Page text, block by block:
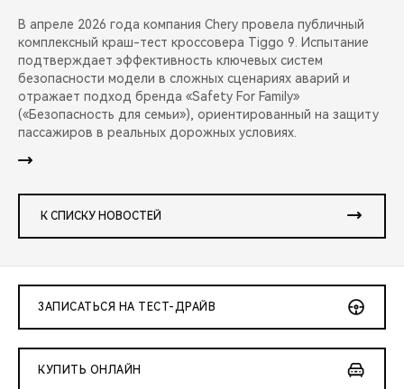
В апреле 2026 года компания Chery провела публичный
комплексный краш-тест кроссовера Tiggo 9. Испытание
подтверждает эффективность ключевых систем
безопасности модели в сложных сценариях аварий и
отражает подход бренда «Safety For Family»
(«Безопасность для семьи»), ориентированный на защиту
пассажиров в реальных дорожных условиях.
К СПИСКУ НОВОСТЕЙ
ЗАПИСАТЬСЯ НА ТЕСТ-ДРАЙВ
КУПИТЬ ОНЛАЙН